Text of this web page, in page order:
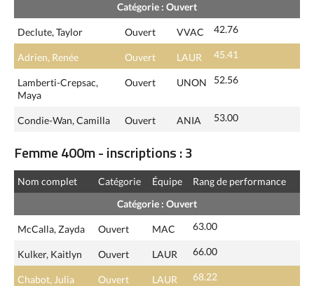
Catégorie : Ouvert
Declute, Taylor Ouvert VVAC 42.76
Adrien, Renée Ouvert LAUR 45.41
Lamberti-Crepsac,
Maya
Ouvert UNON 52.56
Condie-Wan, Camilla Ouvert ANIA 53.00
Femme 400m - inscriptions : 3
Nom complet Catégorie Équipe
Rang de performance
Catégorie : Ouvert
McCalla, Zayda Ouvert MAC 63.00
Kulker, Kaitlyn Ouvert LAUR 66.00
Chabot, Julia Ouvert LAUR 68.22